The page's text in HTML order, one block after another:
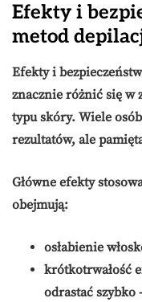
Efekty i
metod
Efekty i
znacznie różnić się w
typu skóry. Wiele
rezultatów, ale
Główne efekty
obejmują:
osłabienie
krótkotrwałość
odrastać szybko